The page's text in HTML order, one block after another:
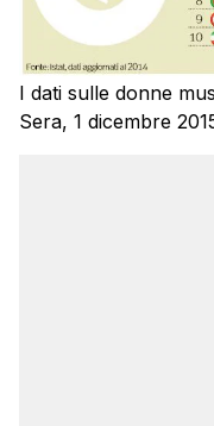
I dati sulle donne
Sera, 1 dicembre